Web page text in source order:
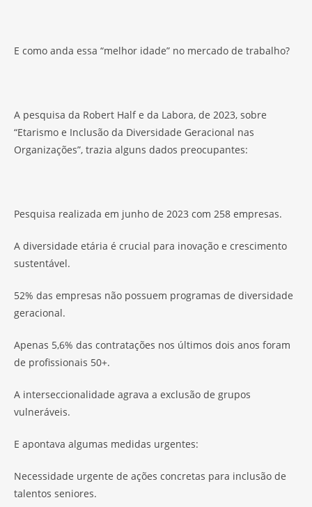
E como anda essa “melhor idade” no mercado de trabalho?
A pesquisa da Robert Half e da Labora, de 2023, sobre
“Etarismo e Inclusão da Diversidade Geracional nas
Organizações”, trazia alguns dados preocupantes:
Pesquisa realizada em junho de 2023 com 258 empresas.
A diversidade etária é crucial para inovação e crescimento
sustentável.
52% das empresas não possuem programas de diversidade
geracional.
Apenas 5,6% das contratações nos últimos dois anos foram
de profissionais 50+.
A interseccionalidade agrava a exclusão de grupos
vulneráveis.
E apontava algumas medidas urgentes:
Necessidade urgente de ações concretas para inclusão de
talentos seniores.